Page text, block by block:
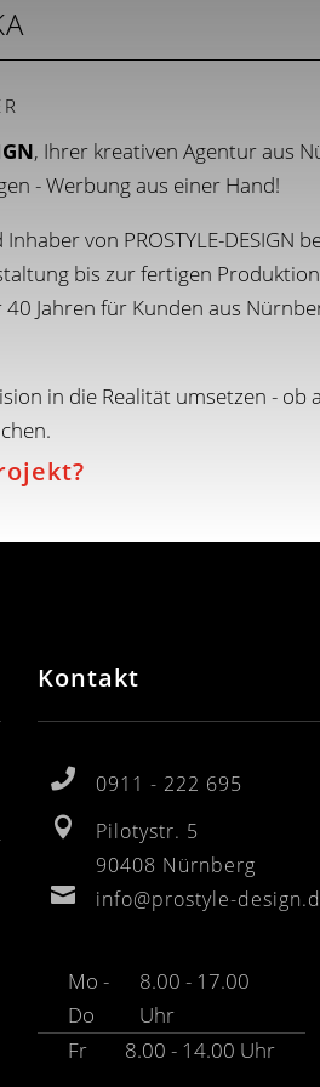
, Ihrer kreativen Agentur aus
- Werbung aus einer Hand!
von PROSTYLE-DESIGN
bis zur fertigen
Jahren für Kunden aus
in die Realität umsetzen - ob
Kontakt
 0911 - 222 695

Pilotystr. 5
90408 Nürnberg
 info@prostyle-
Mo -
Do
8.00 - 17.00
Uhr
Fr
8.00 - 14.00 Uhr